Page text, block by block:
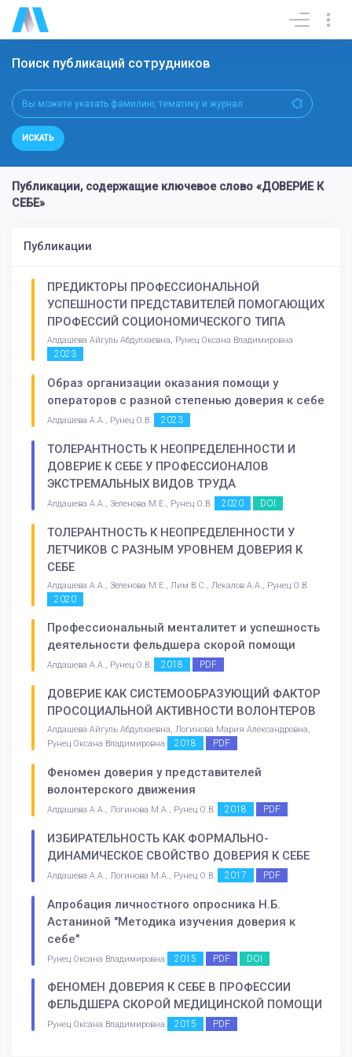
Поиск публикаций сотрудников
ИСКАТЬ
Публикации, содержащие ключевое слово «ДОВЕРИЕ К
СЕБЕ»
Публикации
ПРЕДИКТОРЫ ПРОФЕССИОНАЛЬНОЙ
УСПЕШНОСТИ ПРЕДСТАВИТЕЛЕЙ ПОМОГАЮЩИХ
ПРОФЕССИЙ СОЦИОНОМИЧЕСКОГО ТИПА
Алдашева Айгуль Абдулхаевна, Рунец Оксана Владимировна
2023
Образ организации оказания помощи у
операторов с разной степенью доверия к себе
Алдашева А.А., Рунец О.В. 2023
ТОЛЕРАНТНОСТЬ К НЕОПРЕДЕЛЕННОСТИ И
ДОВЕРИЕ К СЕБЕ У ПРОФЕССИОНАЛОВ
ЭКСТРЕМАЛЬНЫХ ВИДОВ ТРУДА
Алдашева А.А., Зеленова М.Е., Рунец О.В. 2020 DOI
ТОЛЕРАНТНОСТЬ К НЕОПРЕДЕЛЕННОСТИ У
ЛЕТЧИКОВ С РАЗНЫМ УРОВНЕМ ДОВЕРИЯ К
СЕБЕ
Алдашева А.А., Зеленова М.Е., Лим В.С., Лекалов А.А., Рунец О.В.
2020
Профессиональный менталитет и успешность
деятельности фельдшера скорой помощи
Алдашева А.А., Рунец О.В. 2018 PDF
ДОВЕРИЕ КАК СИСТЕМООБРАЗУЮЩИЙ ФАКТОР
ПРОСОЦИАЛЬНОЙ АКТИВНОСТИ ВОЛОНТЕРОВ
Алдашева Айгуль Абдулхаевна, Логинова Мария Александровна,
Рунец Оксана Владимировна
2018 PDF
Феномен доверия у представителей
волонтерского движения
Алдашева А.А., Логинова М.А., Рунец О.В. 2018 PDF
ИЗБИРАТЕЛЬНОСТЬ КАК ФОРМАЛЬНО-
ДИНАМИЧЕСКОЕ СВОЙСТВО ДОВЕРИЯ К СЕБЕ
Алдашева А.А., Логинова М.А., Рунец О.В. 2017 PDF
Апробация личностного опросника Н.Б.
Астаниной "Методика изучения доверия к
себе"
Рунец Оксана Владимировна 2015 PDF DOI
ФЕНОМЕН ДОВЕРИЯ К СЕБЕ В ПРОФЕССИИ
ФЕЛЬДШЕРА СКОРОЙ МЕДИЦИНСКОЙ ПОМОЩИ
Рунец Оксана Владимировна 2015 PDF